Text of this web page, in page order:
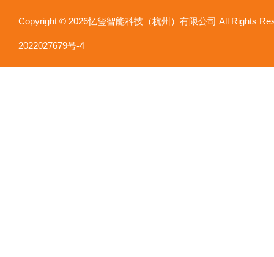
Copyright © 2026忆玺智能科技（杭州）有限公司 All Rights
2022027679号-4